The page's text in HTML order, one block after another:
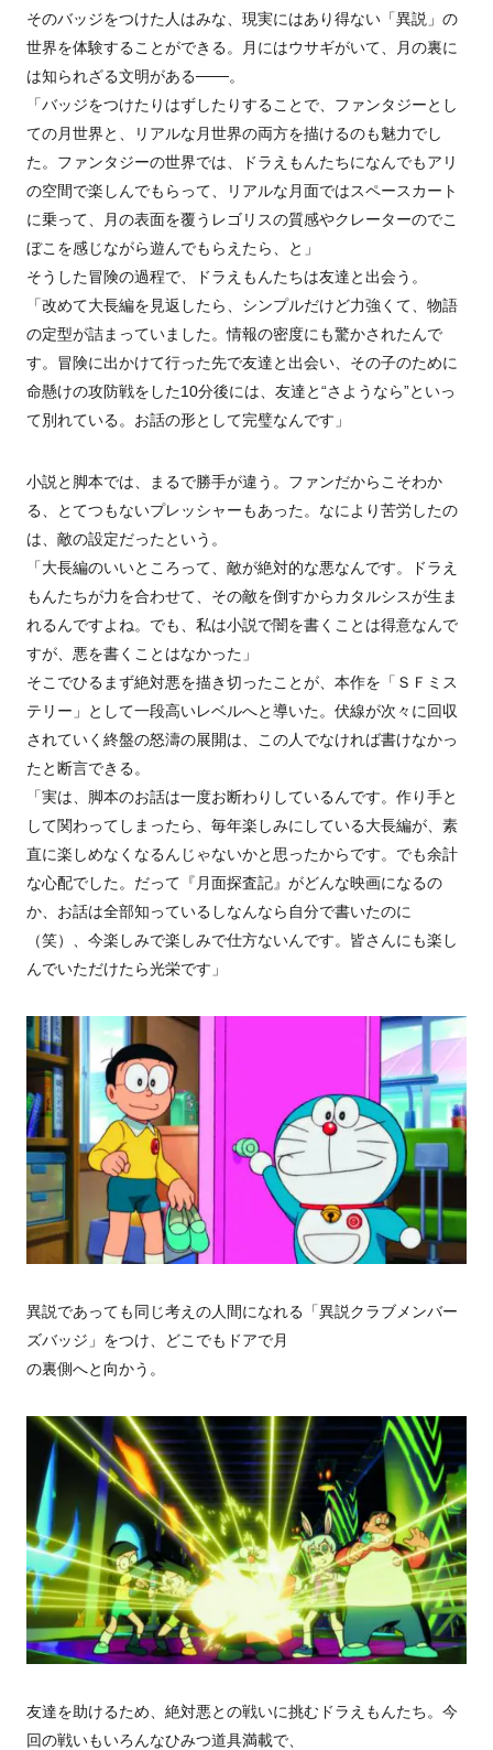
そのバッジをつけた人はみな、現実にはあり得ない「異説」の
世界を体験することができる。月にはウサギがいて、月の裏に
は知られざる文明がある───。
「バッジをつけたりはずしたりすることで、ファンタジーとし
ての月世界と、リアルな月世界の両方を描けるのも魅力でし
た。ファンタジーの世界では、ドラえもんたちになんでもアリ
の空間で楽しんでもらって、リアルな月面ではスペースカート
に乗って、月の表面を覆うレゴリスの質感やクレーターのでこ
ぼこを感じながら遊んでもらえたら、と」
そうした冒険の過程で、ドラえもんたちは友達と出会う。
「改めて大長編を見返したら、シンプルだけど力強くて、物語
の定型が詰まっていました。情報の密度にも驚かされたんで
す。冒険に出かけて行った先で友達と出会い、その子のために
命懸けの攻防戦をした10分後には、友達と“さようなら”といっ
て別れている。お話の形として完璧なんです」
小説と脚本では、まるで勝手が違う。ファンだからこそわか
る、とてつもないプレッシャーもあった。なにより苦労したの
は、敵の設定だったという。
「大長編のいいところって、敵が絶対的な悪なんです。ドラえ
もんたちが力を合わせて、その敵を倒すからカタルシスが生ま
れるんですよね。でも、私は小説で闇を書くことは得意なんで
すが、悪を書くことはなかった」
そこでひるまず絶対悪を描き切ったことが、本作を「ＳＦミス
テリー」として一段高いレベルへと導いた。伏線が次々に回収
されていく終盤の怒濤の展開は、この人でなければ書けなかっ
たと断言できる。
「実は、脚本のお話は一度お断わりしているんです。作り手と
して関わってしまったら、毎年楽しみにしている大長編が、素
直に楽しめなくなるんじゃないかと思ったからです。でも余計
な心配でした。だって『月面探査記』がどんな映画になるの
か、お話は全部知っているしなんなら自分で書いたのに
（笑）、今楽しみで楽しみで仕方ないんです。皆さんにも楽し
んでいただけたら光栄です」
異説であっても同じ考えの人間になれる「異説クラブメンバー
ズバッジ」をつけ、どこでもドアで月
の裏側へと向かう。
友達を助けるため、絶対悪との戦いに挑むドラえもんたち。今
回の戦いもいろんなひみつ道具満載で、